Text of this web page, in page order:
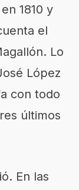
1810 y
el
Lo
López
con todo
últimos
En las